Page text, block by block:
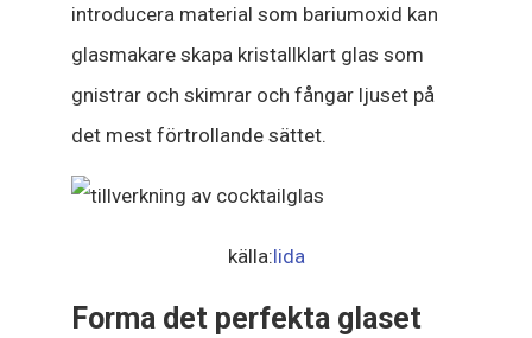
introducera material som bariumoxid kan
glasmakare skapa kristallklart glas som
gnistrar och skimrar och fångar ljuset på
det mest förtrollande sättet.
källa:lida
Forma det perfekta glaset